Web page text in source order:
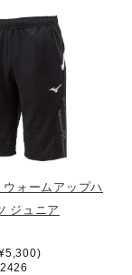
ウォームアップハ
ジュニア